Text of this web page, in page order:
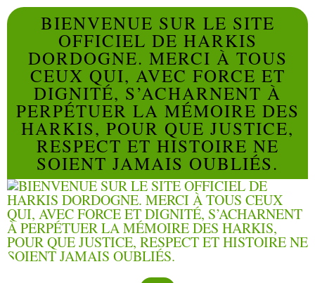
BIENVENUE SUR LE SITE
OFFICIEL DE HARKIS
DORDOGNE. MERCI À TOUS
CEUX QUI, AVEC FORCE ET
DIGNITÉ, S’ACHARNENT À
PERPÉTUER LA MÉMOIRE DES
HARKIS, POUR QUE JUSTICE,
RESPECT ET HISTOIRE NE
SOIENT JAMAIS OUBLIÉS.